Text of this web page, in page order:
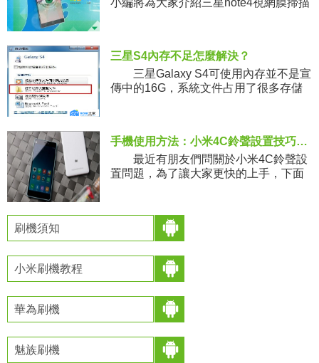
小編將為大家介紹三星note4視網膜掃描
三星S4內存不足怎麼解決？
三星Galaxy S4可使用內存並不是宣
傳中的16G，系統文件占用了很多存儲
手機使用方法：小米4C鈴聲設置技巧教程
最近有朋友們問關於小米4C鈴聲設
置問題，為了讓大家更快的上手，下面
刷機須知
小米刷機教程
華為刷機
魅族刷機